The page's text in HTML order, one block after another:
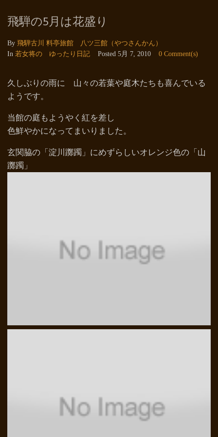
飛騨の5月は花盛り
By 飛騨古川 料亭旅館 八ツ三館（やつさんかん）
In 若女将の ゆったり日記 Posted 5月 7, 2010 0 Comment(s)
久しぶりの雨に 山々の若葉や庭木たちも喜んでいる
ようです。
当館の庭もようやく紅を差し
色鮮やかになってまいりました。
玄関脇の「淀川躑躅」にめずらしいオレンジ色の「山
躑躅」